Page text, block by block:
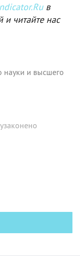
в
и читайте нас
науки и высшего